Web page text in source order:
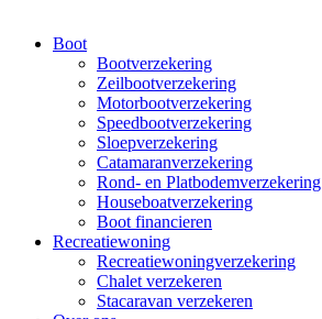
Boot
Bootverzekering
Zeilbootverzekering
Motorbootverzekering
Speedbootverzekering
Sloepverzekering
Catamaranverzekering
Rond- en Platbodemverzekering
Houseboatverzekering
Boot financieren
Recreatiewoning
Recreatiewoningverzekering
Chalet verzekeren
Stacaravan verzekeren